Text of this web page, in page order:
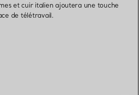
et cuir italien ajoutera une touche
de télétravail.